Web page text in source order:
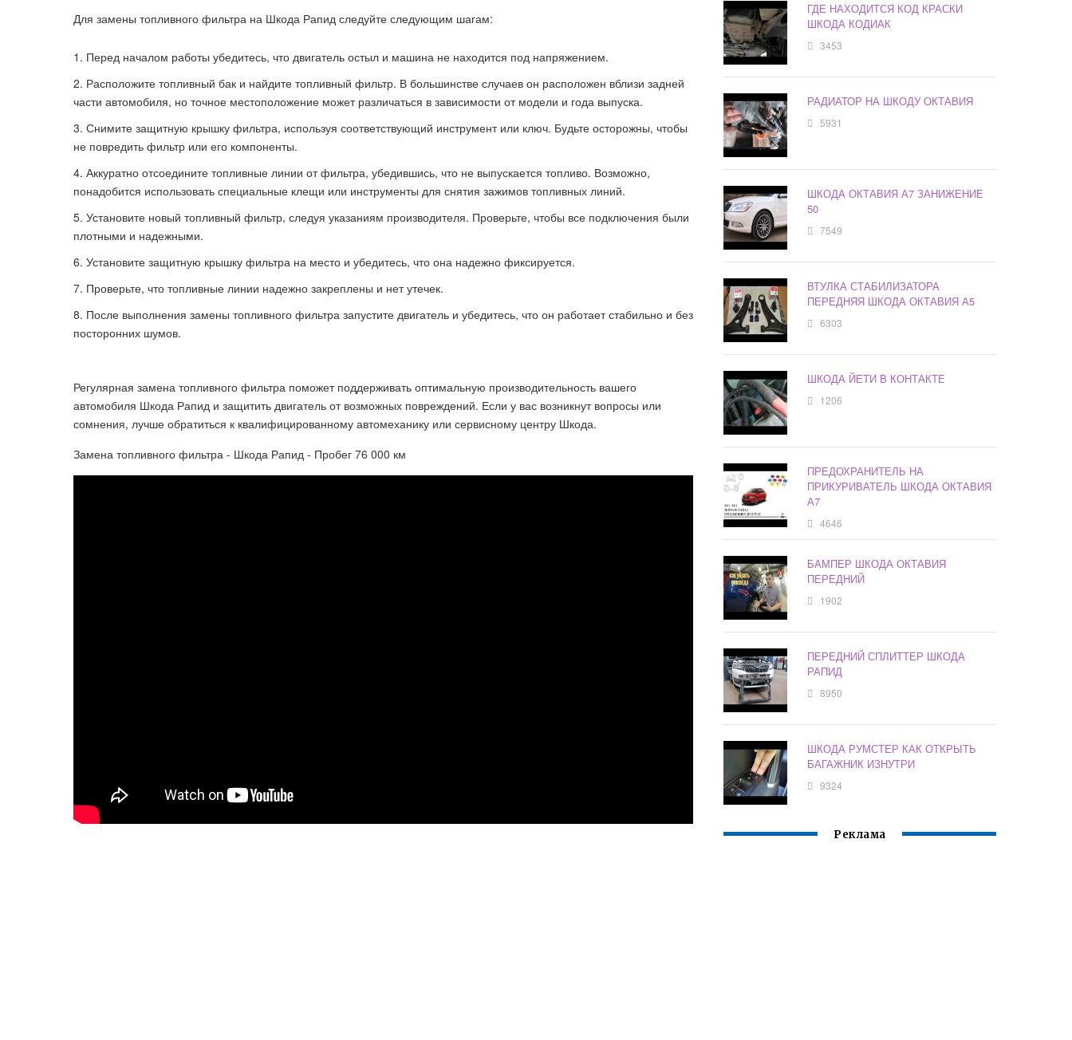
Для замены топливного фильтра на Шкода Рапид следуйте следующим шагам:
Перед началом работы убедитесь, что двигатель остыл и машина не находится под напряжением.
Расположите топливный бак и найдите топливный фильтр. В большинстве случаев он расположен вблизи задней
части автомобиля, но точное местоположение может различаться в зависимости от модели и года выпуска.
Снимите защитную крышку фильтра, используя соответствующий инструмент или ключ. Будьте осторожны, чтобы
не повредить фильтр или его компоненты.
Аккуратно отсоедините топливные линии от фильтра, убедившись, что не выпускается топливо. Возможно,
понадобится использовать специальные клещи или инструменты для снятия зажимов топливных линий.
Установите новый топливный фильтр, следуя указаниям производителя. Проверьте, чтобы все подключения были
плотными и надежными.
Установите защитную крышку фильтра на место и убедитесь, что она надежно фиксируется.
Проверьте, что топливные линии надежно закреплены и нет утечек.
После выполнения замены топливного фильтра запустите двигатель и убедитесь, что он работает стабильно и без
посторонних шумов.
Регулярная замена топливного фильтра поможет поддерживать оптимальную производительность вашего
автомобиля Шкода Рапид и защитить двигатель от возможных повреждений. Если у вас возникнут вопросы или
сомнения, лучше обратиться к квалифицированному автомеханику или сервисному центру Шкода.
Замена топливного фильтра - Шкода Рапид - Пробег 76 000 км
ГДЕ НАХОДИТСЯ КОД КРАСКИ
ШКОДА КОДИАК
3453
РАДИАТОР НА ШКОДУ ОКТАВИЯ
5931
ШКОДА ОКТАВИЯ А7 ЗАНИЖЕНИЕ
50
7549
ВТУЛКА СТАБИЛИЗАТОРА
ПЕРЕДНЯЯ ШКОДА ОКТАВИЯ А5
6303
ШКОДА ЙЕТИ В КОНТАКТЕ
1206
ПРЕДОХРАНИТЕЛЬ НА
ПРИКУРИВАТЕЛЬ ШКОДА ОКТАВИЯ
А7
4646
БАМПЕР ШКОДА ОКТАВИЯ
ПЕРЕДНИЙ
1902
ПЕРЕДНИЙ СПЛИТТЕР ШКОДА
РАПИД
8950
ШКОДА РУМСТЕР КАК ОТКРЫТЬ
БАГАЖНИК ИЗНУТРИ
9324
Реклама